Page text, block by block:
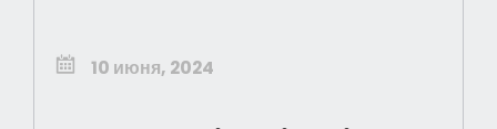
10 июня, 2024